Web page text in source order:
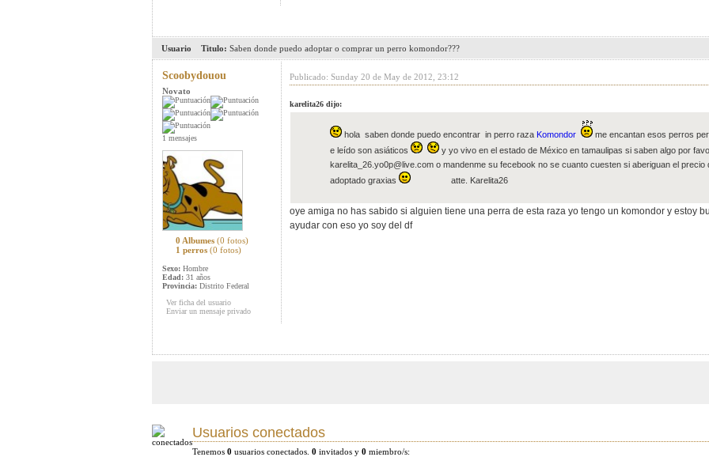
Usuario Titulo: Saben donde puedo adoptar o comprar un perro komondor???
Scoobydouou
Novato
1 mensajes
0 Albumes (0 fotos)
1 perros (0 fotos)
Sexo: Hombre
Edad: 31 años
Provincia: Distrito Federal
Ver ficha del usuario
Enviar un mensaje privado
Publicado: Sunday 20 de May de 2012, 23:12
karelita26 dijo:
hola saben donde puedo encontrar in perro raza Komondor
me encantan esos perros
e leído son asiáticos
y yo vivo en el estado de México en tamaulipas si saben algo por
karelita_26.yo0p@live.com o mandenme su fecebook no se cuanto cuesten si aberiguan el precio
adoptado graxias
atte. Karelita26
oye amiga no has sabido si alguien tiene una perra de esta raza yo tengo un komondor y estoy
ayudar con eso yo soy del df
Usuarios conectados
Tenemos 0 usuarios conectados. 0 invitados y 0 miembro/s: